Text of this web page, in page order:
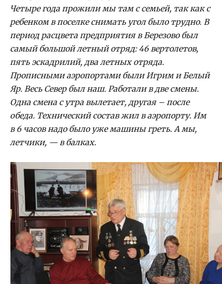
Четыре года прожили мы там с семьей, так как с
ребенком в поселке снимать угол было трудно. В
период расцвета предприятия в Березово был
самый большой летный отряд: 46 вертолетов,
пять эскадрилий, два летных отряда.
Прописными аэропортами были Игрим и Белый
Яр. Весь Север был наш. Работали в две смены.
Одна смена с утра вылетает, другая – после
обеда. Технический состав жил в аэропорту. Им
в 6 часов надо было уже машины греть. А мы,
летчики, — в балках.